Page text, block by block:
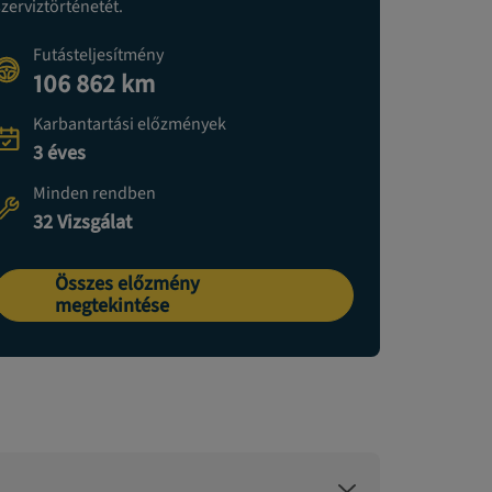
Futásteljesítmény
106 862 km
Karbantartási előzmények
3 éves
Minden rendben
32 Vizsgálat
Összes előzmény
megtekintése